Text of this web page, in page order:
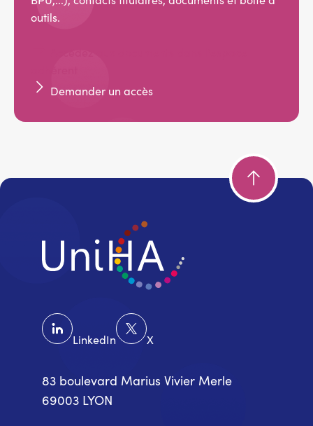
outils.
Demander un accès
LinkedIn X
83 boulevard Marius Vivier Merle
69003 LYON